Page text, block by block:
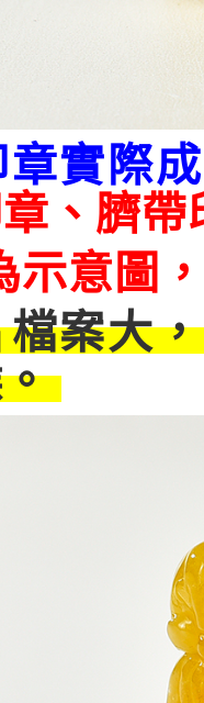
實際
、臍帶
示意圖
案大
。